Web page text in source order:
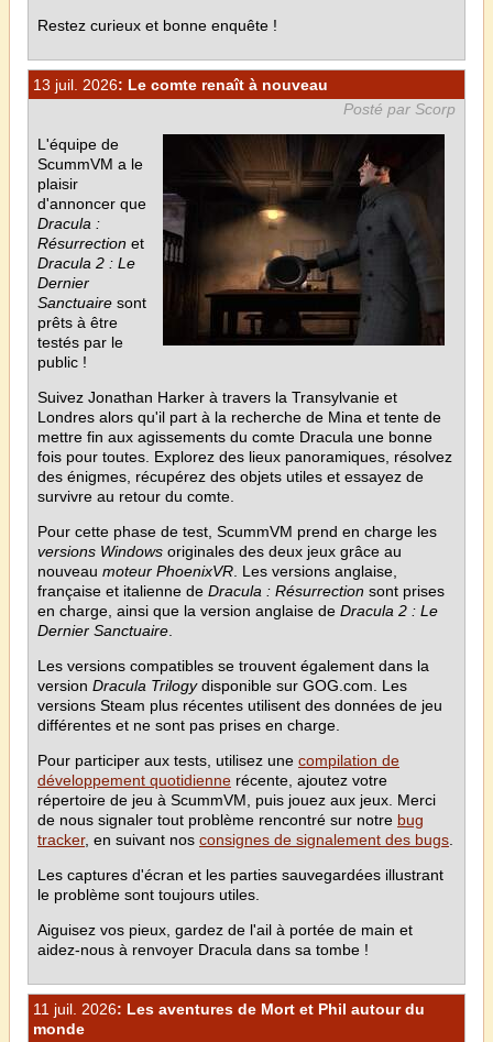
Restez curieux et bonne enquête !
13 juil. 2026: Le comte renaît à nouveau
Posté par Scorp
L'équipe de
ScummVM a le
plaisir
d'annoncer que
Dracula :
Résurrection et
Dracula 2 : Le
Dernier
Sanctuaire sont
prêts à être
testés par le
public !
Suivez Jonathan Harker à travers la Transylvanie et
Londres alors qu'il part à la recherche de Mina et tente de
mettre fin aux agissements du comte Dracula une bonne
fois pour toutes. Explorez des lieux panoramiques, résolvez
des énigmes, récupérez des objets utiles et essayez de
survivre au retour du comte.
Pour cette phase de test, ScummVM prend en charge les
versions Windows originales des deux jeux grâce au
nouveau moteur PhoenixVR . Les versions anglaise,
française et italienne de Dracula : Résurrection sont prises
en charge, ainsi que la version anglaise de Dracula 2 : Le
Dernier Sanctuaire
Les versions compatibles se trouvent également dans la
version Dracula Trilogydisponible sur GOG.com. Les
versions Steam plus récentes utilisent des données de jeu
différentes et ne sont pas prises en charge.
Pour participer aux tests, utilisez une compilation de
développement quotidienne récente, ajoutez votre
répertoire de jeu à ScummVM, puis jouez aux jeux. Merci
de nous signaler tout problème rencontré sur notre bug
tracker, en suivant nos consignes de signalement des bugs
Les captures d'écran et les parties sauvegardées illustrant
le problème sont toujours utiles.
Aiguisez vos pieux, gardez de l'ail à portée de main et
aidez-nous à renvoyer Dracula dans sa tombe !
11 juil. 2026: Les aventures de Mort et Phil autour du
monde